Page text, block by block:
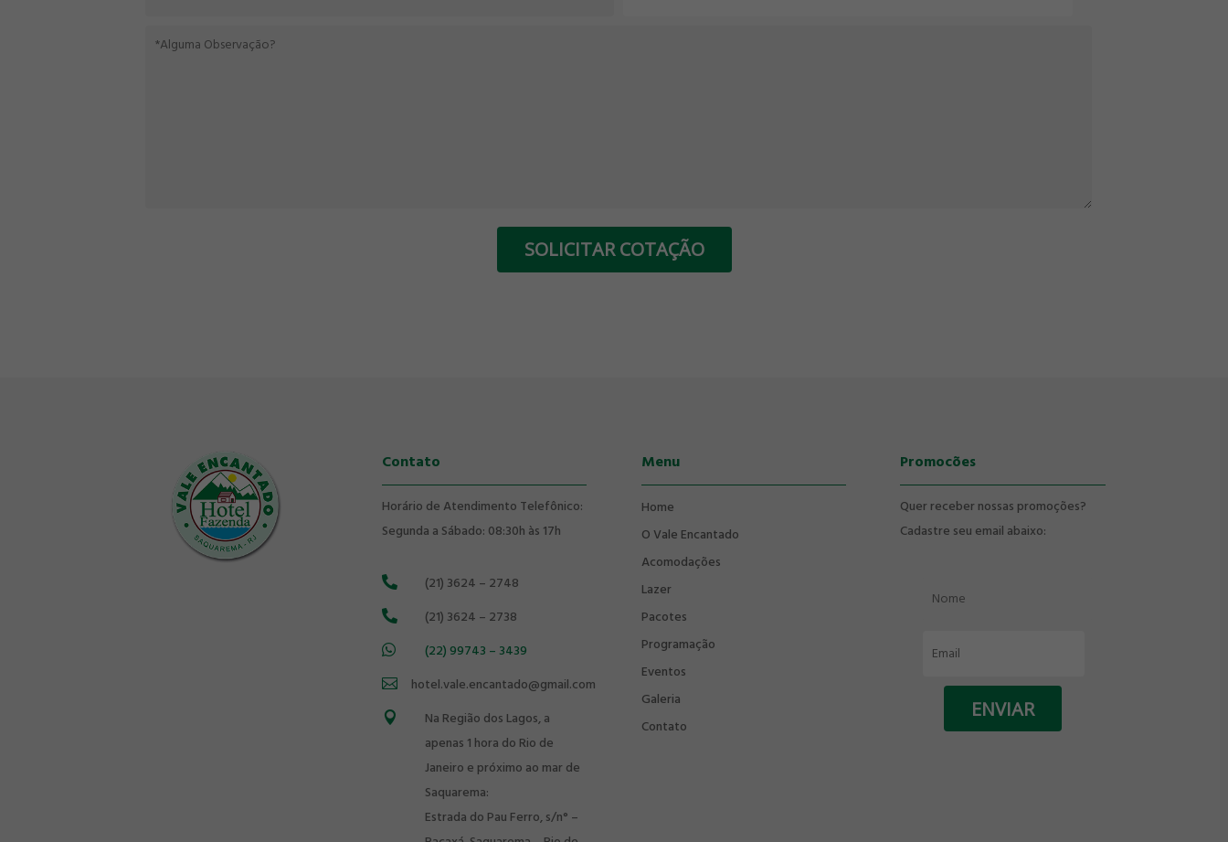
Contato
Horário de Atendimento Telefônico:
Segunda a Sábado: 08:30h às 17h
 (21) 3624 – 2748
 (21) 3624 – 2738
 (22) 99743 – 3439
 hotel.vale.encantado@gmail.com

Na Região dos Lagos, a
apenas 1 hora do Rio de
Janeiro e próximo ao mar de
Saquarema:
Estrada do Pau Ferro, s/n° –
Menu
Home
O Vale Encantado
Acomodações
Lazer
Pacotes
Programação
Eventos
Galeria
Contato
Promocões
Quer receber nossas promoções?
Cadastre seu email abaixo: